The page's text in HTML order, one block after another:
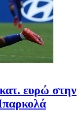
ευρώ στην